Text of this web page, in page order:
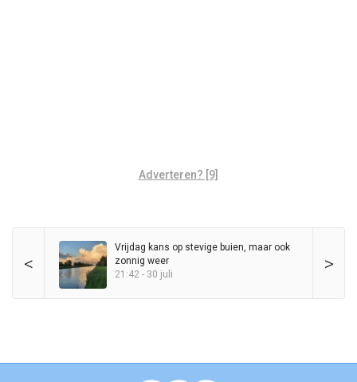
Adverteren? [9]
< >
Vrijdag kans op stevige buien, maar ook
zonnig weer
21:42 - 30 juli